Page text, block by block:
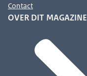
Contact
OVER DIT MAGAZINE